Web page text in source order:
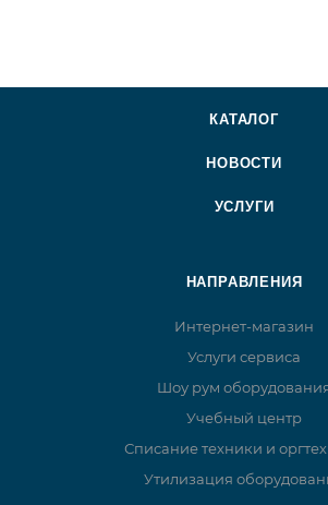
КАТАЛОГ
НОВОСТИ
УСЛУГИ
НАПРАВЛЕНИЯ
Интернет-магазин
Услуги сервиса
Шоу рум
Учебный центр
Списание техники и
Утилизация